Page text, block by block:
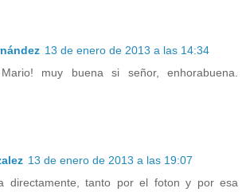
13 de enero de 2013 a las 14:34
muy buena si señor, enhorabuena.
13 de enero de 2013 a las 19:07
directamente, tanto por el foton y por esa